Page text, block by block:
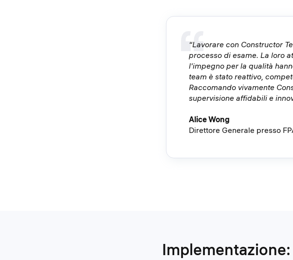
“Lavorare con Constructor
processo di esame. La loro
l'impegno per la qualità
team è stato reattivo,
Raccomando vivamente
supervisione affidabili e
Alice Wong
Direttore Generale presso